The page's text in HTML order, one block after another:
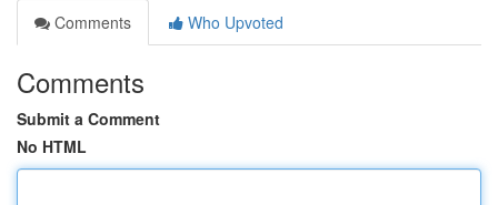
Comments
Who Upvoted
Comments
Submit a Comment
No HTML